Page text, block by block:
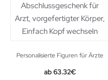
Personalisierte Figuren für Ärzte
63.32€